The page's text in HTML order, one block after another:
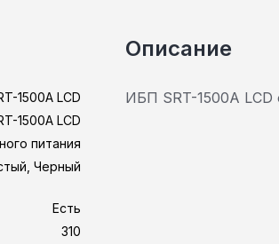
1500A LCD
1500A LCD
питания
Черный
Есть
310
Описание
ИБП SRT-1500A LCD